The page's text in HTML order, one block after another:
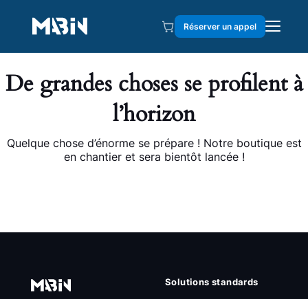
Réserver un appel
De grandes choses se profilent à
l’horizon
Quelque chose d’énorme se prépare ! Notre boutique est
en chantier et sera bientôt lancée !
Solutions standards